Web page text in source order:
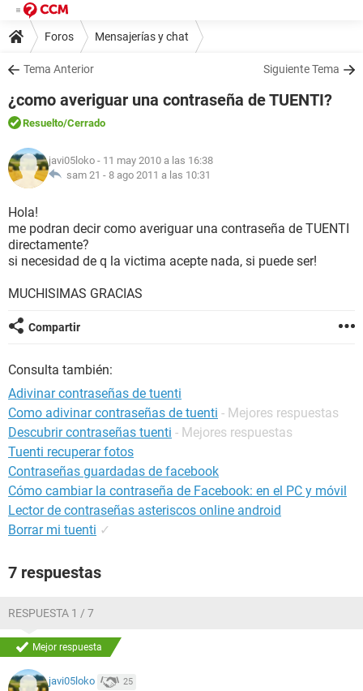
Foros Mensajerías y chat
Tema Anterior Siguiente Tema
¿como averiguar una contraseña de TUENTI?
Resuelto/Cerrado
javi05loko - 11 may 2010 a las 16:38
sam 21 - 8 ago 2011 a las 10:31
Hola!
me podran decir como averiguar una contraseña de TUENTI
directamente?
si necesidad de q la victima acepte nada, si puede ser!
MUCHISIMAS GRACIAS
Compartir
Consulta también:
Adivinar contraseñas de tuenti
Como adivinar contraseñas de tuenti - Mejores respuestas
Descubrir contraseñas tuenti - Mejores respuestas
Tuenti recuperar fotos
Contraseñas guardadas de facebook
Cómo cambiar la contraseña de Facebook: en el PC y móvil
Lector de contraseñas asteriscos online android
Borrar mi tuenti ✓
7 respuestas
RESPUESTA 1 / 7
Mejor respuesta
javi05loko 25